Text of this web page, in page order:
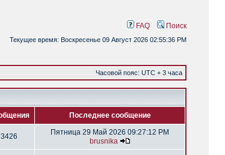
FAQ Поиск
Текущее время: Воскресенье 09 Август 2026 02:55:36 PM
Часовой пояс: UTC + 3 часа
Последнее сообщение
3426
Пятница 29 Май 2026 09:27:12 PM
brusnika